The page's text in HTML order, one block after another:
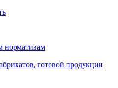
нормативам
готовой продукции